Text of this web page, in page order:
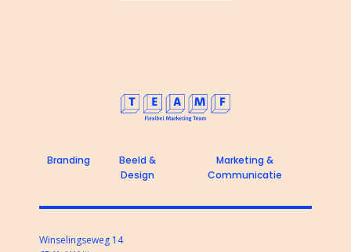
Branding
Beeld &
Design
Marketing &
Communicatie
Winselingseweg 14